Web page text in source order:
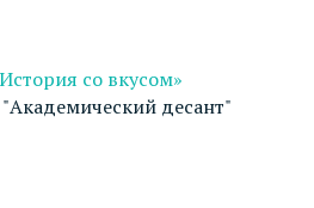
со вкусом»
десант"